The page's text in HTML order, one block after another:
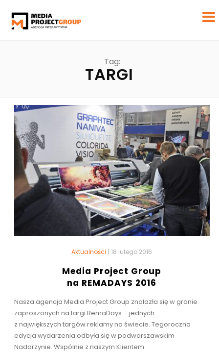
Tag:
TARGI
Aktualności | 18 lutego 2016
Media Project Group
na REMADAYS 2016
Nasza agencja Media Project Group znalazła się w gronie
zaproszonych na targi RemaDays – jednych
z największych targów reklamy na świecie. Tegoroczna
edycja wydarzenia odbyła się w podwarszawskim
Nadarzynie. Wspólnie z naszym Klientem